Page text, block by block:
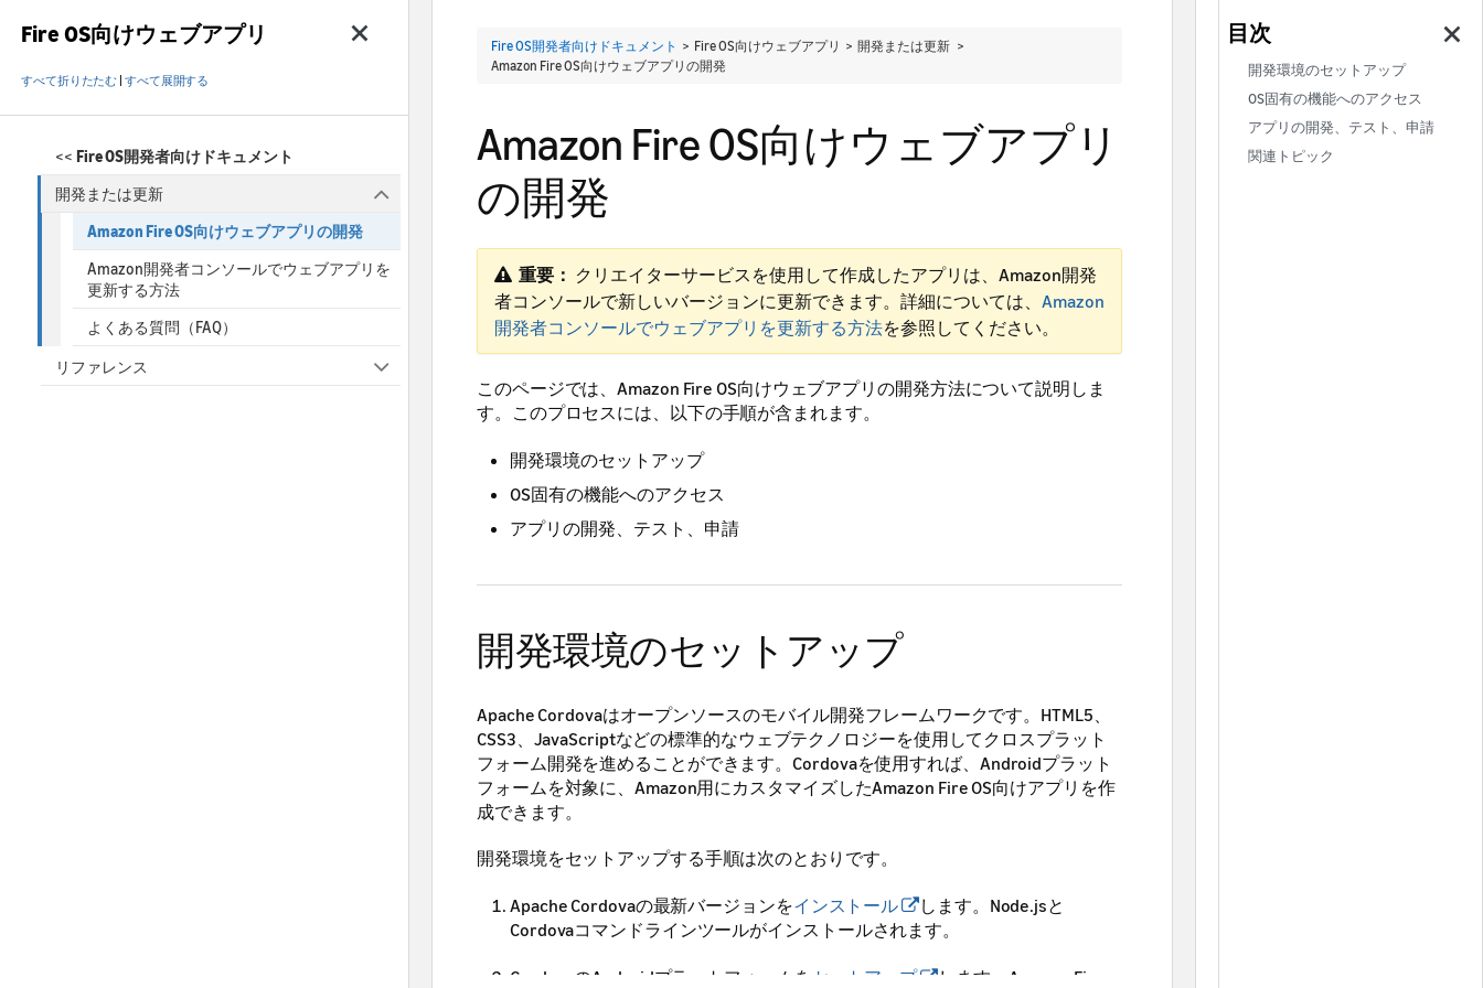
Fire OS向けウェブアプリ
すべて折りたたむ すべて展開する
<< Fire OS開発者向けドキュメント
開発または更新
Amazon Fire OS向けウェブアプリの開発
Amazon開発者コンソールでウェブアプリを
更新する方法
よくある質問（FAQ）
リファレンス
Fire OS開発者向けドキュメント > Fire OS向けウェブアプリ > 開発または更新 >
Amazon Fire OS向けウェブアプリの開発
Amazon Fire OS向けウェブアプリ
の開発
重要： ​ クリエイターサービスを使用して作成したアプリは、Amazon開発
者コンソールで新しいバージョンに更新できます。 詳細については、 Amazon
開発者コンソールでウェブアプリを更新する方法を参照してください。
このページでは、Amazon Fire OS向けウェブアプリの開発方法について説明しま
す。このプロセスには、以下の手順が含まれます。
開発環境のセットアップ
OS固有の機能へのアクセス
アプリの開発、テスト、申請
開発環境のセットアップ
Apache Cordovaはオープンソースのモバイル開発フレームワークです。HTML5、
CSS3、JavaScriptなどの標準的なウェブテクノロジーを使用してクロスプラット
フォーム開発を進めることができます。Cordovaを使用すれば、Androidプラット
フォームを対象に、Amazon用にカスタマイズしたAmazon Fire OS向けアプリを作
成できます。
開発環境をセットアップする手順は次のとおりです。
Apache Cordovaの最新バージョンをインストール
します。Node.jsと
Cordovaコマンドラインツールがインストールされます。
CordovaのAndroidプラットフォームを セットアップ します。Amazon Fire
開発環境のセットアップ
OS固有の機能へのアクセス
アプリの開発、テスト、申請
関連トピック